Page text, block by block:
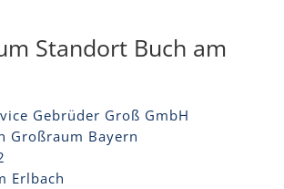
Standort Buch am
Gebrüder Groß GmbH
Großraum Bayern
Erlbach